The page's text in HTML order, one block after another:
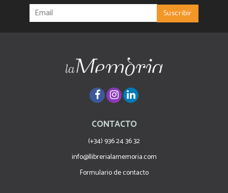
CONTACTO
(+34) 936 24 36 32
info@llibrerialamemoria.com
Formulario de contacto